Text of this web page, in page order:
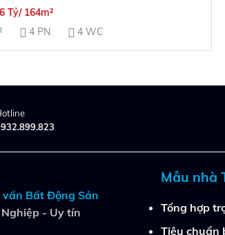
Tỷ/ 164m²
4 PN 4 WC
vấn Bất Động Sản
- Uy tín
Mẫu nhà
Tổng hợp
Tiêu chuẩn